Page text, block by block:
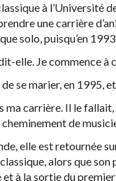
à
une carrière
solo, puisqu’en
elle. Je commence
se marier, en 1995,
ma carrière. Il le
de
elle est retournée
alors que
et à la sortie du